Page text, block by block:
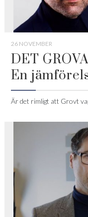
26 NOVEMBER
DET
En
Är det rimligt att Grovt